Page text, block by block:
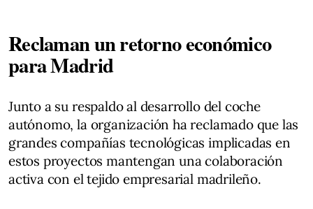
Reclaman un retorno económico
para Madrid
Junto a su respaldo al desarrollo del coche
autónomo, la organización ha reclamado que las
grandes compañías tecnológicas implicadas en
estos proyectos mantengan una colaboración
activa con el tejido empresarial madrileño.